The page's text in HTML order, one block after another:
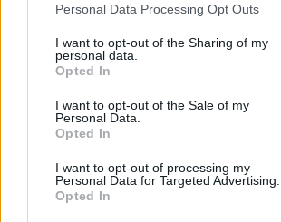
Personal Data Processing Opt Outs
I want to opt-out of the Sharing of my
personal data.
Opted In
I want to opt-out of the Sale of my
Personal Data.
Opted In
I want to opt-out of processing my
Personal Data for Targeted Advertising.
Opted In
EUROVISION Go out